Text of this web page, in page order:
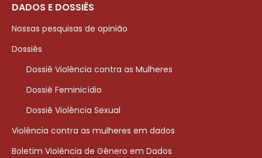
DADOS E DOSSIÊS
Nossas pesquisas de opinião
Dossiês
Dossiê Violência contra as Mulheres
Dossiê Feminicídio
Dossiê Violência Sexual
Violência contra as mulheres em dados
Boletim Violência de Gênero em Dados